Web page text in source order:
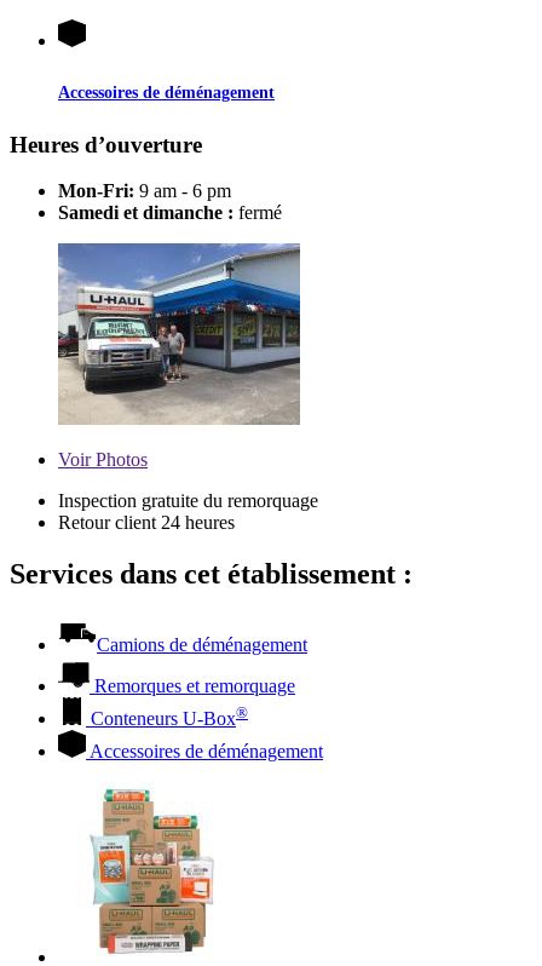
Accessoires de déménagement
Heures d’ouverture
Mon-Fri: 9 am - 6 pm
Samedi et dimanche : fermé
VoirPhotos
Inspection gratuite du remorquage
Retour client 24 heures
Services dans cet établissement :
Camions de déménagement
Remorques et remorquage
Conteneurs U-Box®
Accessoires de déménagement